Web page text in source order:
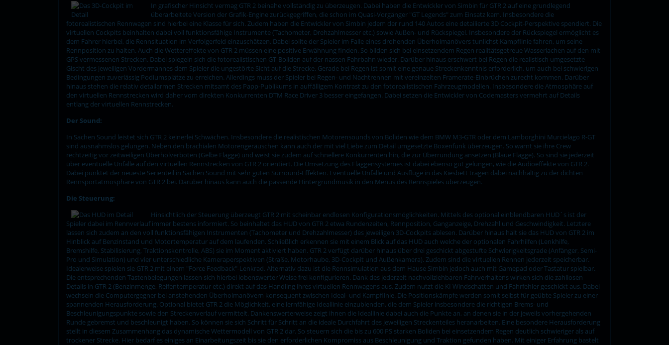
In grafischer Hinsicht vermag GTR 2 beinahe vollständig zu überzeugen. Dabei haben die Entwickler von Simbin für GTR 2 auf eine grundlegend
überarbeitete Version der Grafik-Engine zurückgegriffen, die schon im Quasi-Vorgänger "GT Legends" zum Einsatz kam. Insbesondere die
fotorealistischen Rennwagen sind hierbei eine Klasse für sich. Zudem haben die Entwickler von Simbin jedem der rund 140 Autos eine detailierte 3D Cockpit-Perspektive spendiert. Die
virtuellen Cockpits beinhalten dabei voll funktionsfähige Instrumente (Tachometer, Drehzahlmesser etc.) sowie Außen- und Rückspiegel. Insbesondere der Rückspiegel ermöglicht es
dem Fahrer hierbei, die Rennsituation im Verfolgerfeld einzuschätzen. Dabei sollte der Spieler im Falle eines drohenden Überholmanövers tunlichst Kampflinie fahren, um seine
Rennposition zu halten. Auch die Wettereffekte von GTR 2 müssen eine positive Erwähnung finden. So bilden sich bei einsetzendem Regen realitätsgetreue Wasserlachen auf den mit
GPS vermessenen Strecken. Dabei spiegeln sich die fotorealistischen GT-Boliden auf der nassen Fahrbahn wieder. Darüber hinaus erschwert bei Regen die realistisch umgesetzte
Gischt des jeweiligen Vordermannes dem Spieler die ungestörte Sicht auf die Strecke. Gerade bei Regen ist somit eine genaue Streckenkenntnis erforderlich, um auch bei schwierigen
Bedingungen zuverlässig Podiumsplätze zu erreichen. Allerdings muss der Spieler bei Regen- und Nachtrennen mit vereinzelten Framerate-Einbrüchen zurecht kommen. Darüber
hinaus stehen die relativ detailarmen Strecken mitsamt des Papp-Publikums in auffälligem Kontrast zu den fotorealistischen Fahrzeugmodellen. Insbesondere die Atmosphäre auf
den virtuellen Rennstrecken wird daher vom direkten Konkurrenten DTM Race Driver 3 besser eingefangen. Dabei setzen die Entwickler von Codemasters vermehrt auf Details
entlang der virtuellen Rennstrecken.
Der Sound:
In Sachen Sound leistet sich GTR 2 keinerlei Schwächen. Insbesondere die realistischen Motorensounds von Boliden wie dem BMW M3-GTR oder dem Lamborghini Murcielago R-GT
sind ausnahmslos gelungen. Neben den brachialen Motorengeräuschen kann auch der mit viel Liebe zum Detail umgesetzte Boxenfunk überzeugen. So warnt sie ihre Crew
rechtzeitig vor zeitweiligen Überholverboten (Gelbe Flagge) und weist sie zudem auf schnellere Konkurrenten hin, die zur Überrundung ansetzen (Blaue Flagge). So sind sie jederzeit
über eventuelle Unfälle auf den virtuellen Rennstrecken von GTR 2 orientiert. Die Umsetzung des Flaggensystemes ist dabei ebenso gut gelungen, wie die Audioeffekte von GTR 2.
Dabei punktet der neueste Serienteil in Sachen Sound mit sehr guten Surround-Effekten. Eventuelle Unfälle und Ausflüge in das Kiesbett tragen dabei nachhaltig zu der dichten
Rennsportatmosphäre von GTR 2 bei. Darüber hinaus kann auch die passende Hintergrundmusik in den Menüs des Rennspieles überzeugen.
Die Steuerung:
Hinsichtlich der Steuerung überzeugt GTR 2 mit scheinbar endlosen Konfigurationsmöglichkeiten. Mittels des optional einblendbaren HUD´s ist der
Spieler dabei im Rennverlauf immer bestens informiert. So beinhaltet das HUD von GTR 2 etwa Rundenzeiten, Rennposition, Ganganzeige, Drehzahl und Geschwindigkeit. Letztere
lassen sich zudem an den voll funktionsfähigen Instrumenten (Tachometer und Drehzahlmesser) des jeweiligen 3D-Cockpits ablesen. Darüber hinaus hält sie das HUD von GTR 2 im
Hinblick auf Benzinstand und Motortemperatur auf dem laufenden. Schließlich erkennen sie mit einem Blick auf das HUD auch welche der optionalen Fahrhilfen (Lenkhilfe,
Bremshilfe, Stabilisierung, Traktionskontrolle, ABS) sie im Moment aktiviert haben. GTR 2 verfügt darüber hinaus über drei geschickt abgestufte Schwierigkeitsgrade (Anfänger, Semi-
Pro und Simulation) und vier unterschiedliche Kameraperspektiven (Straße, Motorhaube, 3D-Cockpit und Außenkamera). Zudem sind die virtuellen Rennen jederzeit speicherbar.
Idealerweise spielen sie GTR 2 mit einem "Force Feedback"-Lenkrad. Alternativ dazu ist die Rennsimulation aus dem Hause Simbin jedoch auch mit Gamepad oder Tastatur spielbar.
Die entsprechenden Tastenbelegungen lassen sich hierbei lobenswerter Weise frei konfigurieren. Dank des jederzeit nachvollziehbaren Fahrverhaltens wirken sich die zahllosen
Details in GTR 2 (Benzinmenge, Reifentemperatur etc.) direkt auf das Handling ihres virtuellen Rennwagens aus. Zudem nutzt die KI Windschatten und Fahrfehler geschickt aus. Dabei
wechseln die Computergegner bei anstehenden Überholmanövern konsequent zwischen Ideal- und Kampflinie. Die Positionskämpfe werden somit selbst für geübte Spieler zu einer
spannenden Herausforderung. Optional bietet GTR 2 die Möglichkeit, eine lernfähige Ideallinie einzublenden, die dem Spieler insbesondere die richtigen Brems- und
Beschleunigungspunkte sowie den Streckenverlauf vermittelt. Dankenswerterweise zeigt ihnen die Ideallinie dabei auch die Punkte an, an denen sie in der jeweils vorhergehenden
Runde gebremst und beschleunigt haben. So können sie sich Schritt für Schritt an die ideale Durchfahrt des jeweiligen Streckenteiles heranarbeiten. Eine besondere Herausforderung
stellt in diesem Zusammenhang das dynamische Wettermodell von GTR 2 dar. So steuern sich die bis zu 600 PS starken Boliden bei einsetzendem Regen deutlich schwieriger als auf
trockener Strecke. Hier bedarf es einiges an Einarbeitungszeit bis sie den erforderlichen Kompromiss aus Beschleunigung und Traktion gefunden haben. Mit einiger Erfahrung bastelt